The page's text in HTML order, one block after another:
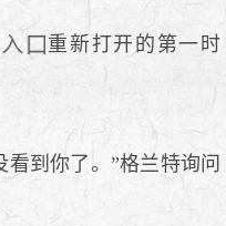
重新打开的第一时
到你了。”格兰特询问